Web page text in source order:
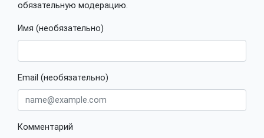
обязательную модерацию.
Имя (необязательно)
Email (необязательно)
Комментарий